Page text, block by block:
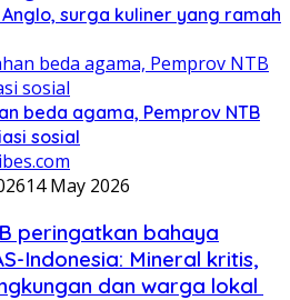
surga kuliner yang ramah
beda agama, Pemprov NTB
sosial
14 May 2026
peringatkan bahaya
Indonesia: Mineral kritis,
dan warga lokal